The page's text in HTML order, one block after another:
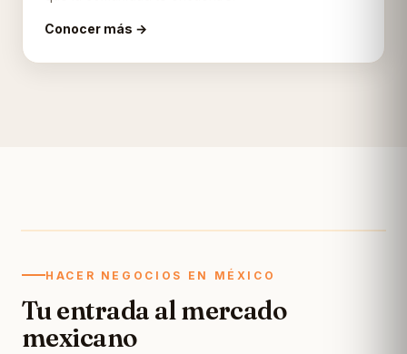
Conocer más →
HACER NEGOCIOS EN MÉXICO
Tu entrada al mercado
mexicano